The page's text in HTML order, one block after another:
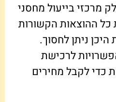
מרכזי בייעול מחסני
כל ההוצאות הקשורות
ניתן לחסוך.
לרכישת
כדי לקבל מחירים